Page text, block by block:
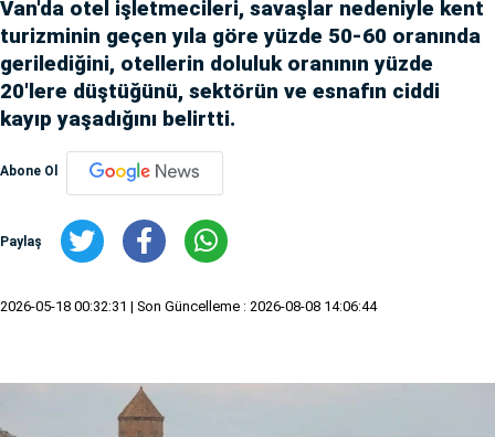
Van'da otel işletmecileri, savaşlar nedeniyle kent
turizminin geçen yıla göre yüzde 50-60 oranında
gerilediğini, otellerin doluluk oranının yüzde
20'lere düştüğünü, sektörün ve esnafın ciddi
kayıp yaşadığını belirtti.
Abone Ol
Paylaş
2026-05-18 00:32:31 | Son Güncelleme : 2026-08-08 14:06:44